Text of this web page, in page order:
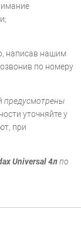
написав нашим
по номеру
предусмотрены
уточняйте у
при
Universal 4лпо